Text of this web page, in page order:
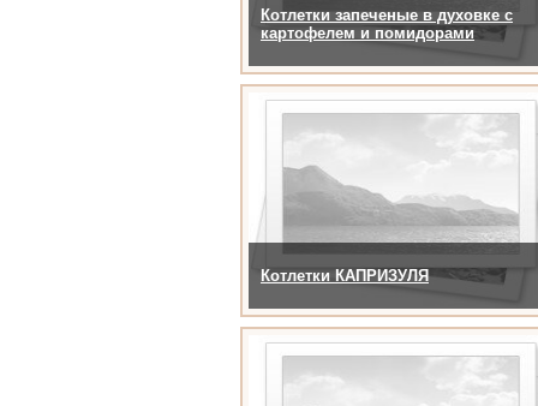
Котлетки запеченые в духовке с
картофелем и помидорами
Котлетки КАПРИЗУЛЯ